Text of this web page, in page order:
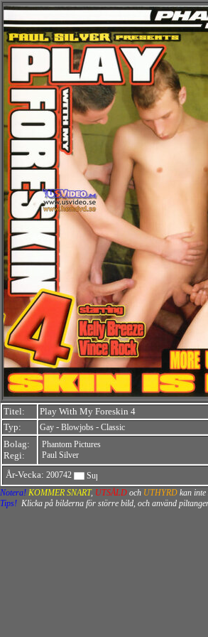
Titel:
Play With My Foreskin 4
Typ:
Gay - Blowjobs - Classic
Bolag:
Regi:
Phantom Pictures
Paul Silver
År-Vecka: 200742
Notera! KOMMER SNART, UTSÅLD och UTHYRD kan
Tips! Klicka på bilderna för större bild, och använd